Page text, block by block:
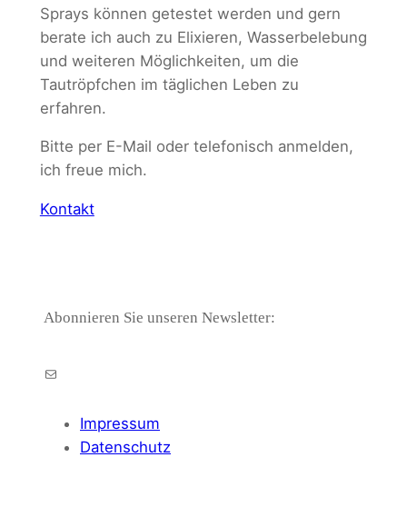
Sprays können getestet werden und gern
berate ich auch zu Elixieren, Wasserbelebung
und weiteren Möglichkeiten, um die
Tautröpfchen im täglichen Leben zu
erfahren.
Bitte per E-Mail oder telefonisch anmelden,
ich freue mich.
Kontakt
Abonnieren Sie unseren Newsletter:
E-Mail
Impressum
Datenschutz